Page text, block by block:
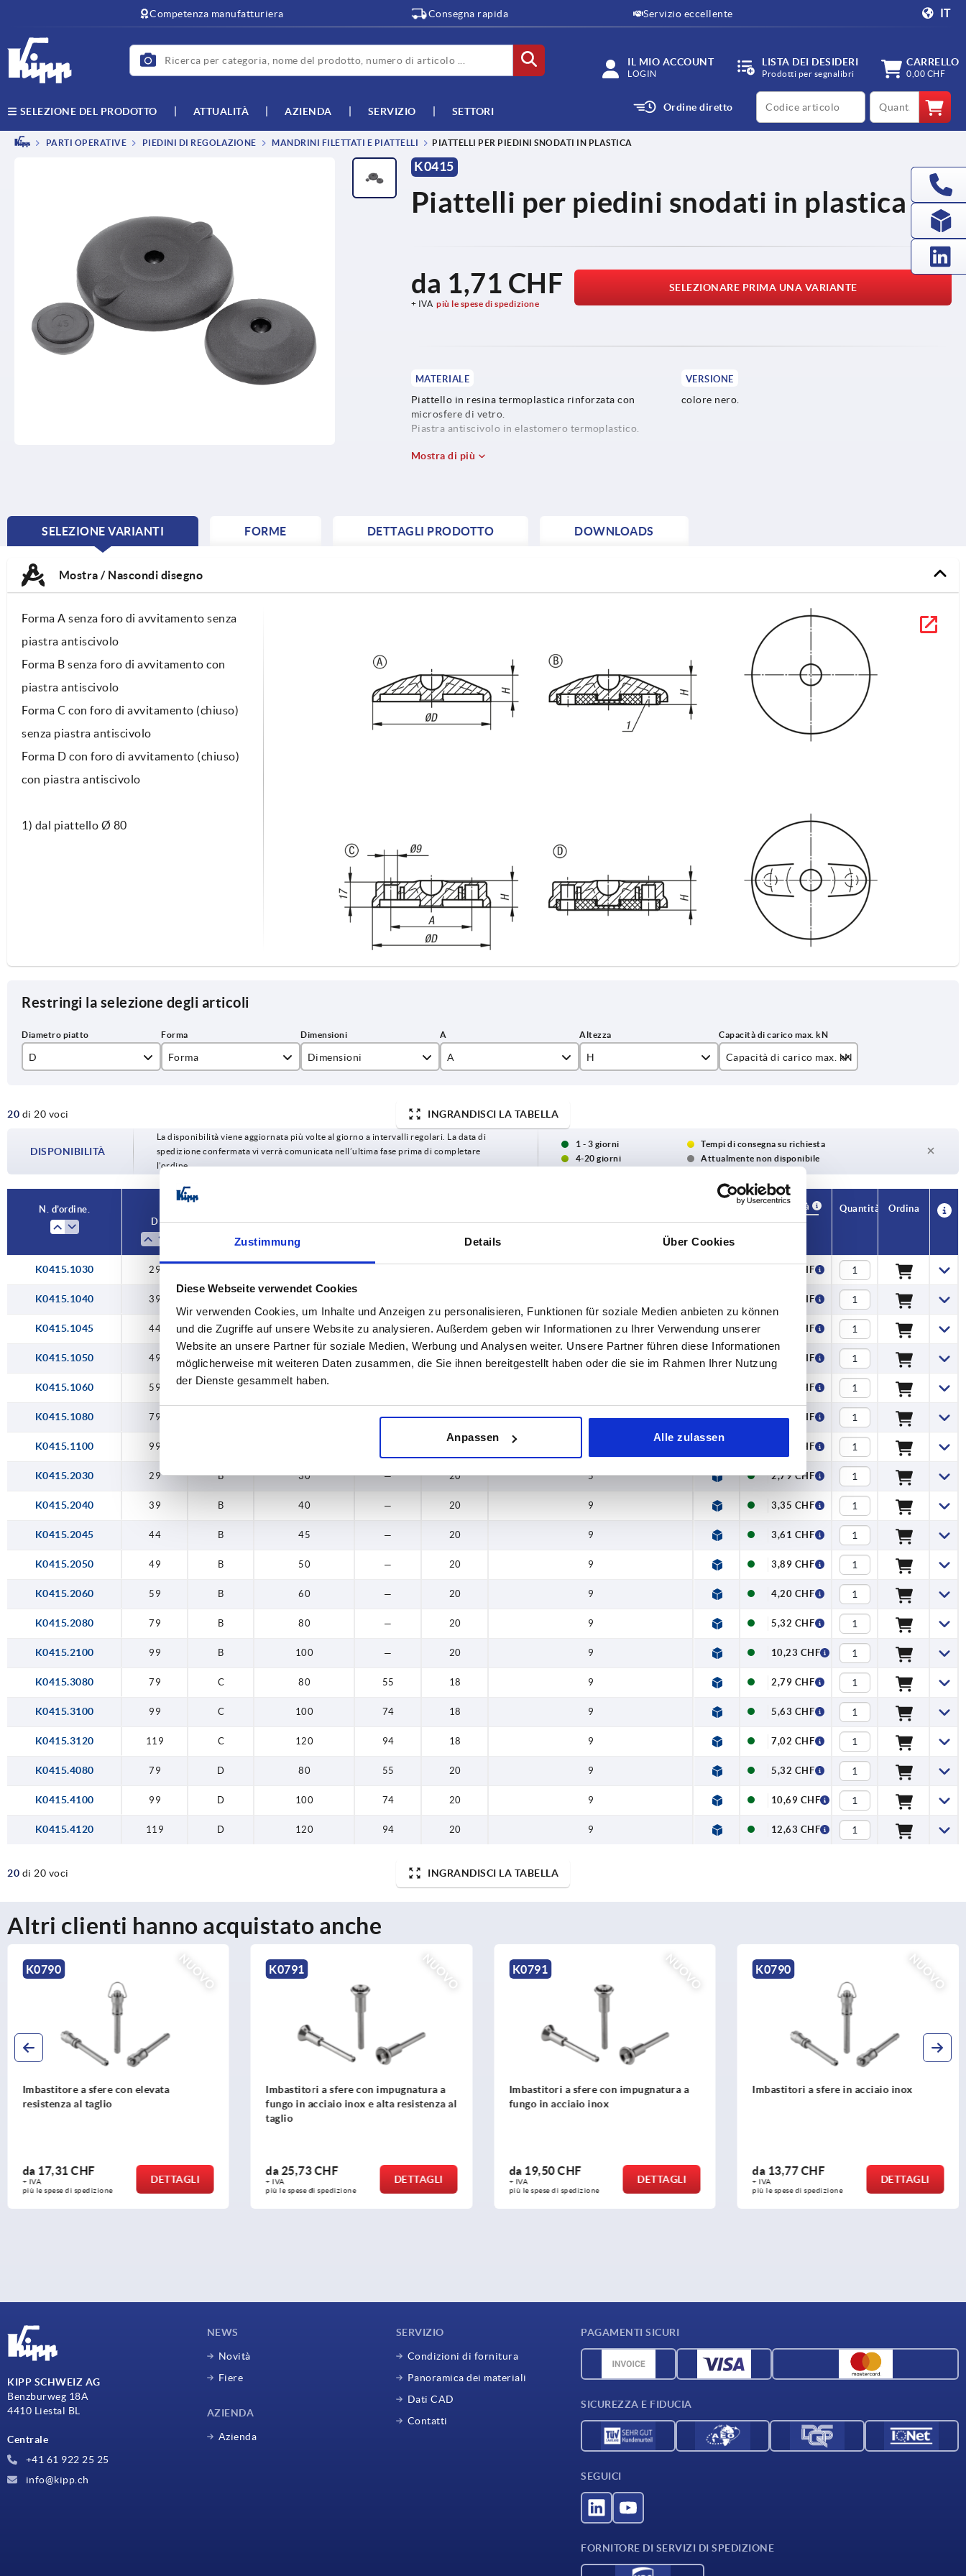
Zustimmung Details Über Cookies
Diese Webseite verwendet Cookies
Wir verwenden Cookies, um Inhalte und Anzeigen zu personalisieren, Funktionen für soziale Medien anbieten zu können
und die Zugriffe auf unsere Website zu analysieren. Außerdem geben wir Informationen zu Ihrer Verwendung unserer
Website an unsere Partner für soziale Medien, Werbung und Analysen weiter. Unsere Partner führen diese Informationen
möglicherweise mit weiteren Daten zusammen, die Sie ihnen bereitgestellt haben oder die sie im Rahmen Ihrer Nutzung
der Dienste gesammelt haben.
Anpassen Alle zulassen
Competenza manufatturiera Consegna rapida Servizio eccellente IT
IL MIO ACCOUNT
LOGIN
LISTA DEI DESIDERI
Prodotti per segnalibri
CARRELLO
0,00 CHF
SELEZIONE DEL PRODOTTO ATTUALITÀ AZIENDA SERVIZIO SETTORI Ordine diretto
productCode qty
PARTI OPERATIVE PIEDINI DI REGOLAZIONE MANDRINI FILETTATI E PIATTELLI PIATTELLI PER PIEDINI SNODATI IN PLASTICA
K0415
Piattelli per piedini snodati in plastica
da 1,71 CHF
+ IVA più le spese di spedizione
SELEZIONARE PRIMA UNA VARIANTE
MATERIALE
Piattello in resina termoplastica rinforzata con
microsfere di vetro.
Piastra antiscivolo in elastomero termoplastico.
VERSIONE
colore nero.
Mostra di più
SELEZIONE VARIANTI
CURRENT
FORME DETTAGLI PRODOTTO DOWNLOADS
Mostra / Nascondi disegno
Forma A senza foro di avvitamento senza
piastra antiscivolo
Forma B senza foro di avvitamento con
piastra antiscivolo
Forma C con foro di avvitamento (chiuso)
senza piastra antiscivolo
Forma D con foro di avvitamento (chiuso)
con piastra antiscivolo
1) dal piattello Ø 80
Restringi la selezione degli articoli
D
39
49
99
Forma
C
Dimensioni
45
100
120
A
74
94
H Capacità di carico max. kN
20 di 20 voci INGRANDISCI LA TABELLA
DISPONIBILITÀ
La disponibilità viene aggiornata più volte al giorno a intervalli regolari. La data di
spedizione confermata vi verrà comunicata nell’ultima fase prima di completare
l’ordine.
1 - 3 giorni
Tempi di consegna su richiesta
4-20 giorni
Attualmente non disponibile
N. d’ordine.
D
Forma Dimensioni A H Capacità di carico max. kN
Disponibilità
Prezzo
Quantità Ordina
K0415.1030 29 1,71 CHF
K0415.1040 39 1,97 CHF
K0415.1045 44 A 45 — 18 9 2,13 CHF
K0415.1050 49 18 2,25 CHF
K0415.1060 59 A 60 2,51 CHF
K0415.1080 79 — 18 9 2,79 CHF
K0415.1100 99 5,54 CHF
K0415.2030 29 B 30 — 20 5 2,79 CHF
K0415.2040 39 B 40 — 20 9 3,35 CHF
K0415.2045 44 B 45 — 20 9 3,61 CHF
K0415.2050 49 B 50 — 20 9 3,89 CHF
K0415.2060 59 B 60 — 20 9 4,20 CHF
K0415.2080 79 B 80 — 20 9 5,32 CHF
K0415.2100 99 B 100 — 20 9 10,23 CHF
K0415.3080 79 C 80 55 18 9 2,79 CHF
K0415.3100 99 C 100 74 18 9 5,63 CHF
K0415.3120 119 C 120 94 18 9 7,02 CHF
K0415.4080 79 D 80 55 20 9 5,32 CHF
K0415.4100 99 D 100 74 20 9 10,69 CHF
K0415.4120 119 D 120 94 20 9 12,63 CHF
20 di 20 voci INGRANDISCI LA TABELLA
Altri clienti hanno acquistato anche
NUOVO
K0791
Imbastitori a sfere con impugnatura a
fungo in acciaio inox e alta resistenza al
da25,73 CHF
+ IVA
più le spese di spedizione
DETTAGLI
NUOVO
K0791
Imbastitori a sfere con impugnatura a
fungo in acciaio inox
da19,50 CHF
+ IVA
più le spese di spedizione
DETTAGLI
NUOVO
K0790
Imbastitori a sfere in acciaio inox
da13,77 CHF
+ IVA
più le spese di spedizione
DETTAGLI
K0426
Piattelli con braccio per piedini di
da17,31 CHF
+ IVA
più le spese di spedizione
DETTAGLI
KIPP SCHWEIZ AG
Benzburweg 18A
4410 Liestal BL
Centrale
+41 61 922 25 25
info@kipp.ch
NEWS
Novità
Fiere
AZIENDA
Azienda
SERVIZIO
Condizioni di fornitura
Panoramica dei materiali
Dati CAD
Contatti
PAGAMENTI SICURI
SICUREZZA E FIDUCIA
SEGUICI
FORNITORE DI SERVIZI DI SPEDIZIONE